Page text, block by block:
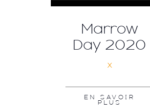
Marrow
Day 2020
x
EN SAVOIR
PLUS